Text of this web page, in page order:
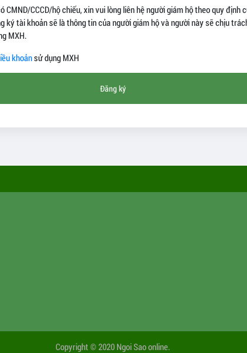
CMND/CCCD/hộ chiếu, xin vui lòng liên hệ người giám hộ theo quy định
ký tài khoản sẽ là thông tin của người giám hộ và người này sẽ chịu
MXH.
khoảnsử dụng MXH
Đăng ký
Copyright © 2020 Ngoi Sao online.